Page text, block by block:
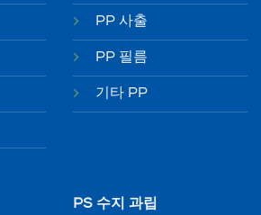
PP 사출
PP 필름
기타 PP
PS 수지 과립